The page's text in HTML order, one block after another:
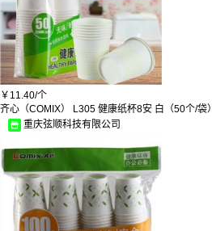
金太阳
谜家
坚尔美
拜杰
伟杰
科士通
超霸/GP
双丰
宜洁
洁比世
创发
黑人/DARLIE
三利
康巴丝
比西特
￥ 11.40/个
齐心（COMIX） L305 健康纸杯8安 白（50个/袋）
重庆弦顺科技有限公司